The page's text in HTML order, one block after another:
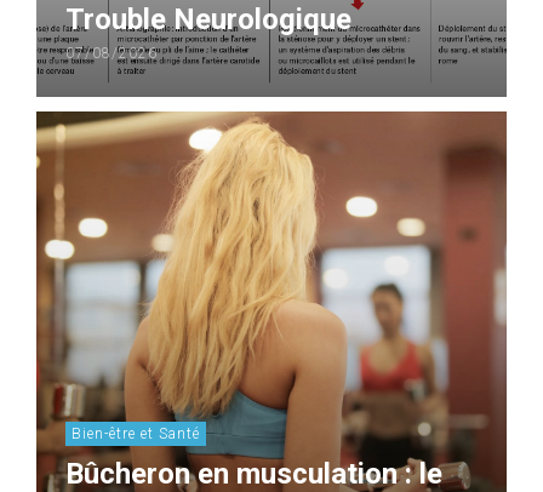
Trouble Neurologique
07/08/2026
Bien-être et Santé
Bûcheron en musculation : le